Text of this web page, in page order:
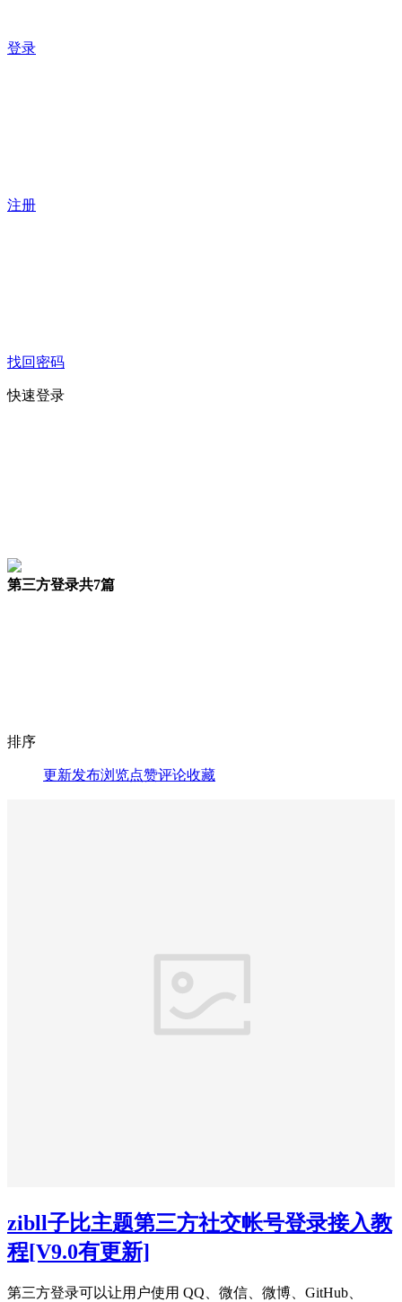
登录
注册
找回密码
快速登录
第三方登录共7篇
排序
更新发布浏览点赞评论收藏
zibll子比主题第三方社交帐号登录接入教
程[V9.0有更新]
第三方登录可以让用户使用 QQ、微信、微博、GitHub、